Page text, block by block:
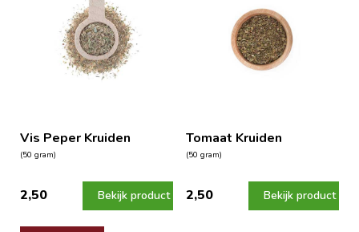
Vis Peper Kruiden
(50 gram)
2,50 Bekijk product
Tomaat Kruiden
(50 gram)
2,50 Bekijk product